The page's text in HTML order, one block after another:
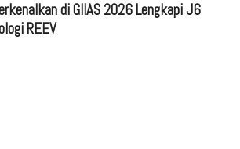
di GIIAS 2026 Lengkapi J6
REEV